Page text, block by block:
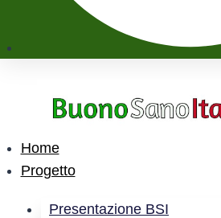
Home
Progetto
Presentazione BSI